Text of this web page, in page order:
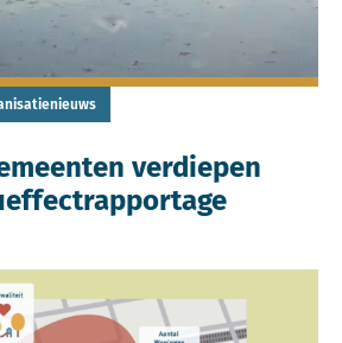
verdiepen
animatie: keuzes onderbouwen